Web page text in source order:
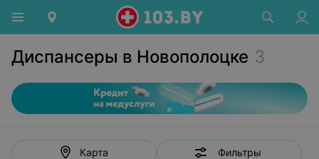
Диспансеры в Новополоцке 3
Карта Фильтры